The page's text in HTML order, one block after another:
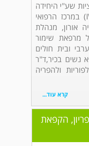
שע"י היחידה
לפריון והפריה חוץ-גופית (IVF) במרכז הרפואי
אורון, מנהלת
מרפאת שימור
ובית חולים
נשים בכיר,ד"ר
ולהפריה
קרא עוד...
הקפאת